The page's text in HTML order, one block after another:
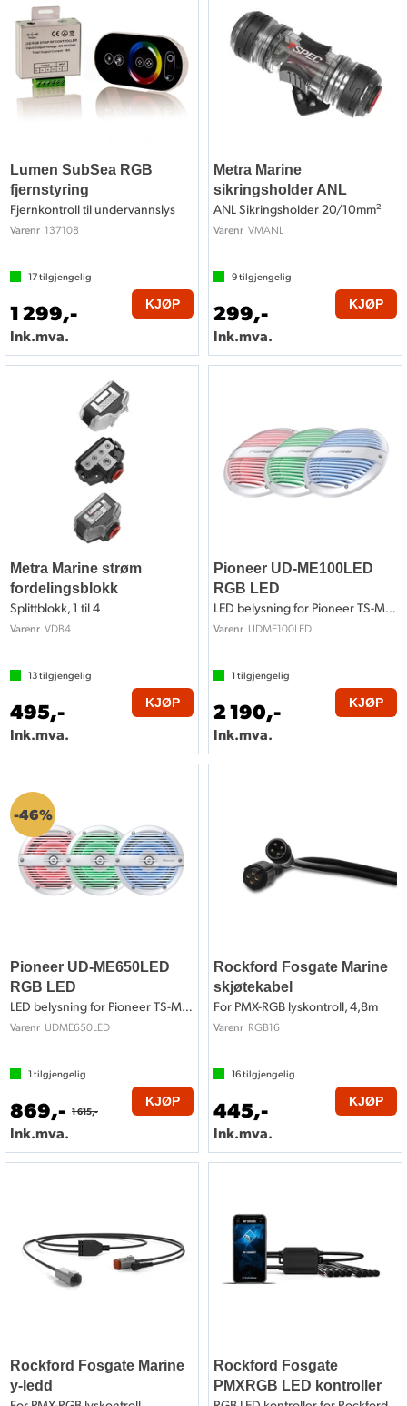
Lumen SubSea RGB
fjernstyring
Fjernkontroll til undervannslys
Varenr 137108
17tilgjengelig
1 299,-
Ink.mva.
KJØP
Metra Marine
sikringsholder ANL
ANL Sikringsholder 20/10mm²
Varenr VMANL
9tilgjengelig
299,-
Ink.mva.
KJØP
Metra Marine strøm
fordelingsblokk
Splittblokk, 1 til 4
Varenr VDB4
13tilgjengelig
495,-
Ink.mva.
KJØP
Pioneer UD-ME100LED
RGB LED
LED belysning for Pioneer TS-ME100W
Varenr UDME100LED
1 tilgjengelig
2 190,-
Ink.mva.
KJØP
46%
Pioneer UD-ME650LED
RGB LED
LED belysning for Pioneer TS-ME650
Varenr UDME650LED
1 tilgjengelig
869,- 1 615,-
Ink.mva.
KJØP
Rockford Fosgate Marine
skjøtekabel
For PMX-RGB lyskontroll, 4,8m
Varenr RGB16
16tilgjengelig
445,-
Ink.mva.
KJØP
Rockford Fosgate Marine
y-ledd
Rockford Fosgate
PMXRGB LED kontroller